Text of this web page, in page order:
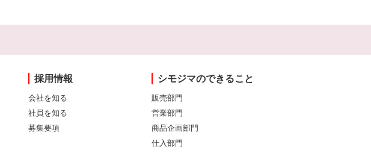
採用情報
会社を知る
社員を知る
募集要項
シモジマのできること
販売部門
営業部門
商品企画部門
仕入部門